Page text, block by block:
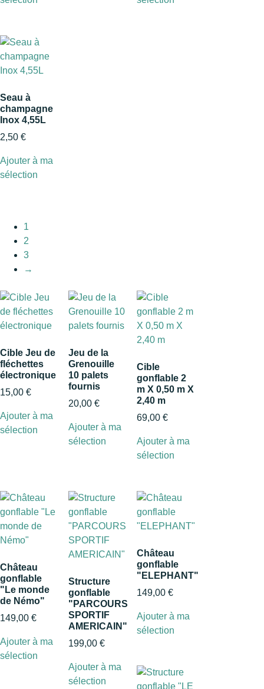
Seau à
champagne
Inox 4,55L
2,50 €
Ajouter à ma
sélection
1
2
3
→
Cible Jeu de
fléchettes
électronique
15,00 €
Ajouter à ma
sélection
Jeu de la
Grenouille
10 palets
fournis
20,00 €
Ajouter à ma
sélection
Cible
gonflable 2
m X 0,50 m X
2,40 m
69,00 €
Ajouter à ma
sélection
Château
gonflable
"Le monde
de Némo"
149,00 €
Ajouter à ma
sélection
Structure
gonflable
"PARCOURS
SPORTIF
AMERICAIN"
199,00 €
Ajouter à ma
sélection
Château
gonflable
"ELEPHANT"
149,00 €
Ajouter à ma
sélection